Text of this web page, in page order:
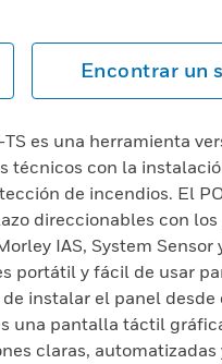
Encontrar un
es una herramienta
técnicos con la
de incendios. El
direccionables con
IAS, System Sensor
portátil y fácil de usar
instalar el panel
una pantalla táctil
claras, automatizadas